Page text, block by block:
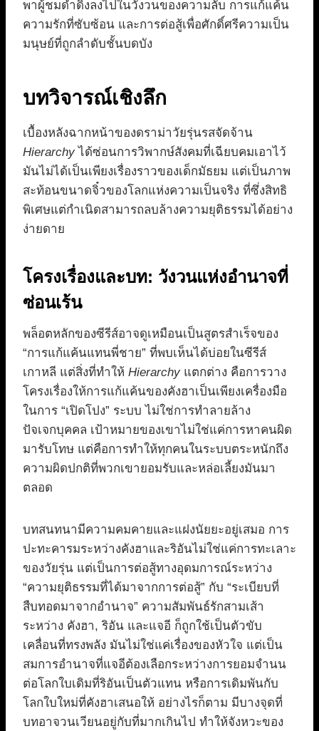
พาผู้ชมดำดิ่งลงไปในวังวนของความลับ การแก้แค้น
ความรักที่ซับซ้อน และการต่อสู้เพื่อศักดิ์ศรีความเป็น
มนุษย์ที่ถูกลำดับชั้นบดบัง
บทวิจารณ์เชิงลึก
เบื้องหลังฉากหน้าของดราม่าวัยรุ่นรสจัดจ้าน
Hierarchy ได้ซ่อนการวิพากษ์สังคมที่เฉียบคมเอาไว้
มันไม่ได้เป็นเพียงเรื่องราวของเด็กมัธยม แต่เป็นภาพ
สะท้อนขนาดจิ๋วของโลกแห่งความเป็นจริง ที่ซึ่งสิทธิ
พิเศษแต่กำเนิดสามารถลบล้างความยุติธรรมได้อย่าง
ง่ายดาย
โครงเรื่องและบท: วังวนแห่งอำนาจที่
ซ่อนเร้น
พล็อตหลักของซีรีส์อาจดูเหมือนเป็นสูตรสำเร็จของ
“การแก้แค้นแทนพี่ชาย” ที่พบเห็นได้บ่อยในซีรีส์
เกาหลี แต่สิ่งที่ทำให้ Hierarchy แตกต่าง คือการวาง
โครงเรื่องให้การแก้แค้นของคังฮาเป็นเพียงเครื่องมือ
ในการ “เปิดโปง” ระบบ ไม่ใช่การทำลายล้าง
ปัจเจกบุคคล เป้าหมายของเขาไม่ใช่แค่การหาคนผิด
มารับโทษ แต่คือการทำให้ทุกคนในระบบตระหนักถึง
ความผิดปกติที่พวกเขายอมรับและหล่อเลี้ยงมันมา
ตลอด
บทสนทนามีความคมคายและแฝงนัยยะอยู่เสมอ การ
ปะทะคารมระหว่างคังฮาและริอันไม่ใช่แค่การทะเลาะ
ของวัยรุ่น แต่เป็นการต่อสู้ทางอุดมการณ์ระหว่าง
“ความยุติธรรมที่ได้มาจากการต่อสู้” กับ “ระเบียบที่
สืบทอดมาจากอำนาจ” ความสัมพันธ์รักสามเส้า
ระหว่าง คังฮา, ริอัน และแจอี ก็ถูกใช้เป็นตัวขับ
เคลื่อนที่ทรงพลัง มันไม่ใช่แค่เรื่องของหัวใจ แต่เป็น
สมการอำนาจที่แจอีต้องเลือกระหว่างการยอมจำนน
ต่อโลกใบเดิมที่ริอันเป็นตัวแทน หรือการเดิมพันกับ
โลกใบใหม่ที่คังฮาเสนอให้ อย่างไรก็ตาม มีบางจุดที่
บทอาจวนเวียนอยู่กับที่มากเกินไป ทำให้จังหวะของ